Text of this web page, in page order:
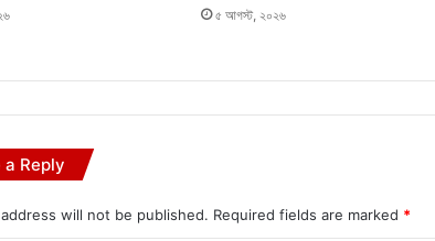
৫ আগস্ট, ২০২৬
a Reply
will not be published. Required fields are marked *